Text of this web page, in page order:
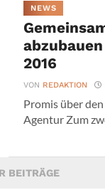
NEWS
2016
VON REDAKTION
Promis über
Agentur Zum
BEITRÄGE